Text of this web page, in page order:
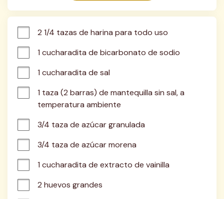
2 1/4 tazas de harina para todo uso
1 cucharadita de bicarbonato de sodio
1 cucharadita de sal
1 taza (2 barras) de mantequilla sin sal, a
temperatura ambiente
3/4 taza de azúcar granulada
3/4 taza de azúcar morena
1 cucharadita de extracto de vainilla
2 huevos grandes